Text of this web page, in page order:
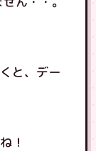
と、デー
！